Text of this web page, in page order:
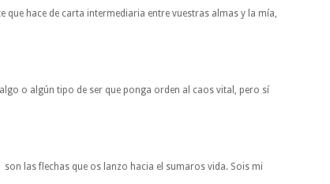
que hace de carta intermediaria entre vuestras almas y la mía,
o algún tipo de ser que ponga orden al caos vital, pero sí
las flechas que os lanzo hacia el sumaros vida. Sois mi